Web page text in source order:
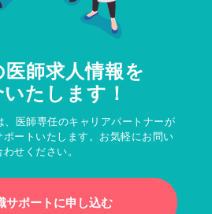
師求人情報を
たします！
、医師専任のキャリアパートナーが
ートいたします。お気軽にお問い
わせください。
サポートに申し込む